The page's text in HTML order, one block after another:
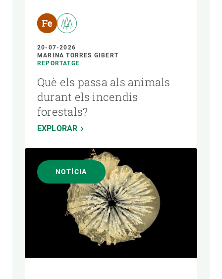
20-07-2026
MARINA TORRES GIBERT
REPORTATGE
Què els passa als animals
durant els incendis
forestals?
EXPLORAR
NOTÍCIA